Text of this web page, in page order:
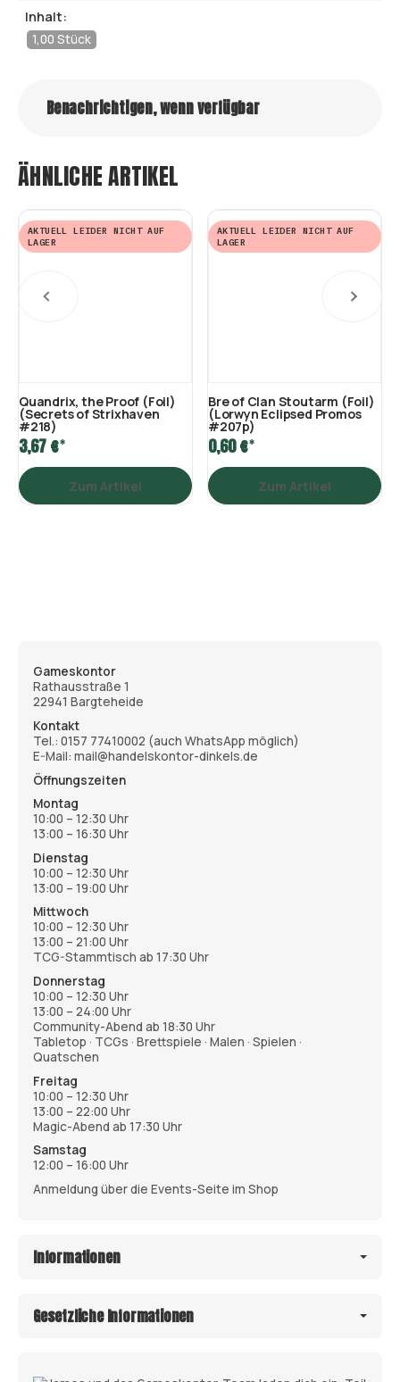
Inhalt:
1,00 Stück
Benachrichtigen, wenn verfügbar
ÄHNLICHE ARTIKEL
AKTUELL LEIDER NICHT AUF
LAGER
Quandrix, the Proof (Foil)
(Secrets of Strixhaven
#218)
3,67 €*
Zum Artikel
AKTUELL LEIDER NICHT AUF
LAGER
Bre of Clan Stoutarm (Foil)
(Lorwyn Eclipsed Promos
#207p)
0,60 €*
Zum Artikel
Gameskontor
Rathausstraße 1
22941 Bargteheide
Kontakt
Tel.: 0157 77410002 (auch WhatsApp möglich)
E-Mail: mail@handelskontor-dinkels.de
Öffnungszeiten
Montag
10:00 – 12:30 Uhr
13:00 – 16:30 Uhr
Dienstag
10:00 – 12:30 Uhr
13:00 – 19:00 Uhr
Mittwoch
10:00 – 12:30 Uhr
13:00 – 21:00 Uhr
TCG-Stammtisch ab 17:30 Uhr
Donnerstag
10:00 – 12:30 Uhr
13:00 – 24:00 Uhr
Community-Abend ab 18:30 Uhr
Tabletop · TCGs · Brettspiele · Malen · Spielen ·
Quatschen
Freitag
10:00 – 12:30 Uhr
13:00 – 22:00 Uhr
Magic-Abend ab 17:30 Uhr
Samstag
12:00 – 16:00 Uhr
Anmeldung über die Events-Seite im Shop
Informationen
Gesetzliche Informationen